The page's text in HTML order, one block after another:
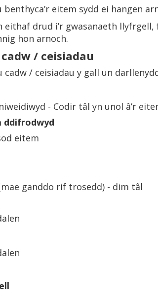
benthyca’r eitem sydd ei hangen
eithaf drud i’r gwasanaeth
hon arnoch.
/ ceisiadau
/ ceisiadau y gall un
- Codir tâl yn unol â’r
ddifrodwyd
eitem
ganddo rif trosedd) - dim tâl